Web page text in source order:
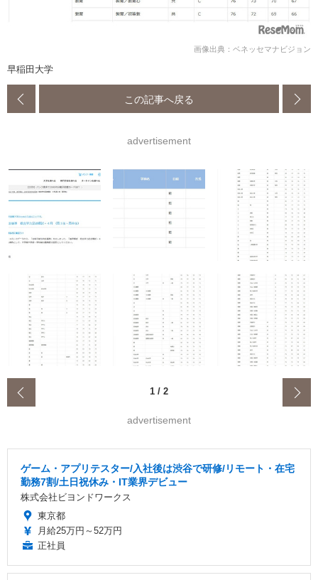
画像出典：ベネッセマナビジョン
早稲田大学
この記事へ戻る
advertisement
1 / 2
advertisement
ゲーム・アプリテスター/入社後は渋谷で研修/リモート・在宅
勤務7割/土日祝休み・IT業界デビュー
株式会社ビヨンドワークス
東京都
月給25万円～52万円
正社員